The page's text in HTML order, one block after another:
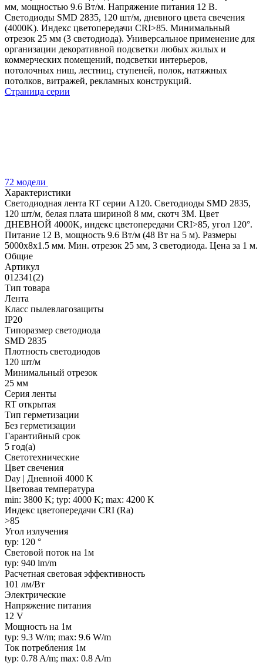
мм, мощностью 9.6 Вт/м. Напряжение питания 12 В.
Светодиоды SMD 2835, 120 шт/м, дневного цвета свечения
(4000K). Индекс цветопередачи CRI>85. Минимальный
отрезок 25 мм (3 светодиода). Универсальное применение для
организации декоративной подсветки любых жилых и
коммерческих помещений, подсветки интерьеров,
потолочных ниш, лестниц, ступеней, полок, натяжных
потолков, витражей, рекламных конструкций.
Страница серии
72 модели
Характеристики
Светодиодная лента RT серии A120. Светодиоды SMD 2835,
120 шт/м, белая плата шириной 8 мм, скотч 3M. Цвет
ДНЕВНОЙ 4000K, индекс цветопередачи CRI>85, угол 120°.
Питание 12 В, мощность 9.6 Вт/м (48 Вт на 5 м). Размеры
5000x8x1.5 мм. Мин. отрезок 25 мм, 3 светодиода. Цена за 1 м.
Общие
Артикул
012341(2)
Тип товара
Лента
Класс пылевлагозащиты
IP20
Типоразмер светодиода
SMD 2835
Плотность светодиодов
120 шт/м
Минимальный отрезок
25 мм
Серия ленты
RT открытая
Тип герметизации
Без герметизации
Гарантийный срок
5 год(а)
Светотехнические
Цвет свечения
Day | Дневной 4000 K
Цветовая температура
min: 3800 K; typ: 4000 K; max: 4200 K
Индекс цветопередачи CRI (Ra)
>85
Угол излучения
typ: 120 °
Световой поток на 1м
typ: 940 lm/m
Расчетная световая эффективность
101 лм/Вт
Электрические
Напряжение питания
12 V
Мощность на 1м
typ: 9.3 W/m; max: 9.6 W/m
Ток потребления 1м
typ: 0.78 A/m; max: 0.8 A/m